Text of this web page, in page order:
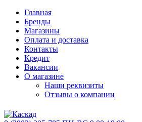
Главная
Бренды
Магазины
Оплата и доставка
Контакты
Кредит
Вакансии
О магазине
Наши реквизиты
Отзывы о компании